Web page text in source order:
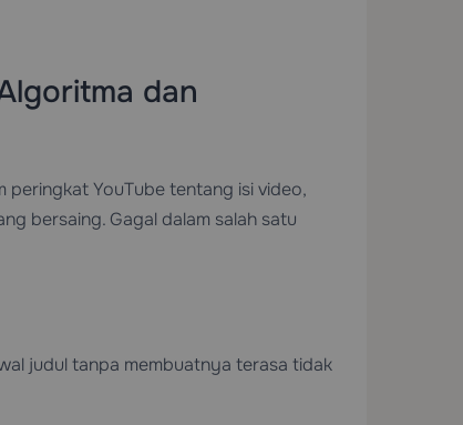
dan
peringkat YouTube tentang isi video,
bersaing. Gagal dalam salah satu
judul tanpa membuatnya terasa tidak